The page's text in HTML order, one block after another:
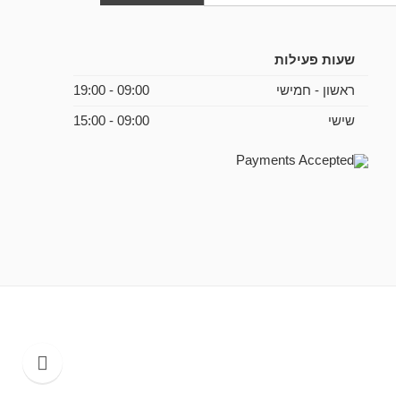
שעות פעילות
ראשון - חמישי 09:00 - 19:00
שישי 09:00 - 15:00